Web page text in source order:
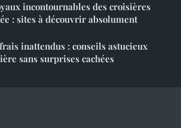
incontournables des croisières
: sites à découvrir absolument
inattendus : conseils astucieux
sans surprises cachées